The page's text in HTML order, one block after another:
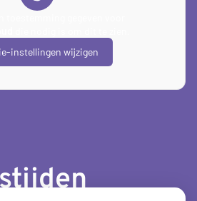
instellingen wijzigen